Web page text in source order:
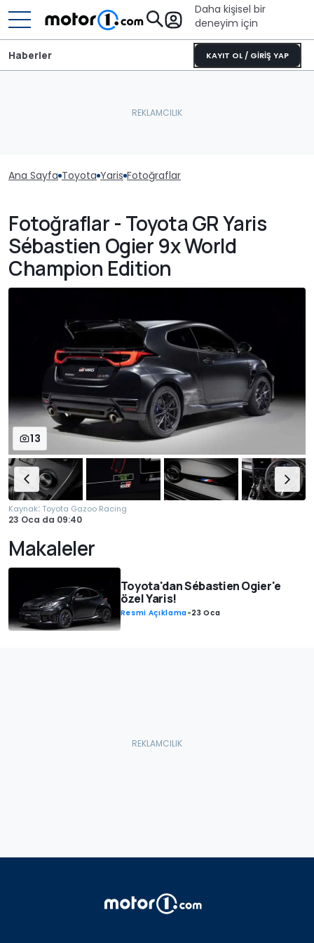
Daha kişisel bir
deneyim için
KAYIT OL / GİRİŞ YAP
Haberler
Ana Sayfa Toyota Yaris Fotoğraflar
Fotoğraflar - Toyota GR Yaris
Sébastien Ogier 9x World
Champion Edition
13
Kaynak: Toyota Gazoo Racing
23 Oca da 09:40
Makaleler
Toyota'dan Sébastien Ogier'e
özel Yaris!
Resmi Açıklama-23 Oca